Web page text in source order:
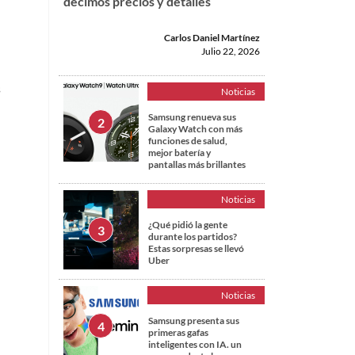
Carlos Daniel Martínez
Julio 22, 2026
Noticias
Samsung renueva sus
Galaxy Watch con más
funciones de salud,
mejor batería y
pantallas más brillantes
Noticias
¿Qué pidió la gente
durante los partidos?
Estas sorpresas se llevó
Uber
Noticias
Samsung presenta sus
primeras gafas
inteligentes con IA. un